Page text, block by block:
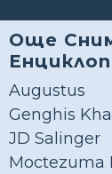
Още
Augustus
Genghis
JD Salinger
Moctezuma